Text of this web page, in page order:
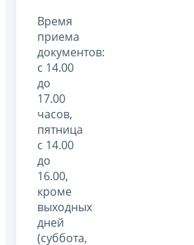
Время
приема
документов:
с 14.00
до
17.00
часов,
пятница
с 14.00
до
16.00,
кроме
выходных
дней
(суббота,